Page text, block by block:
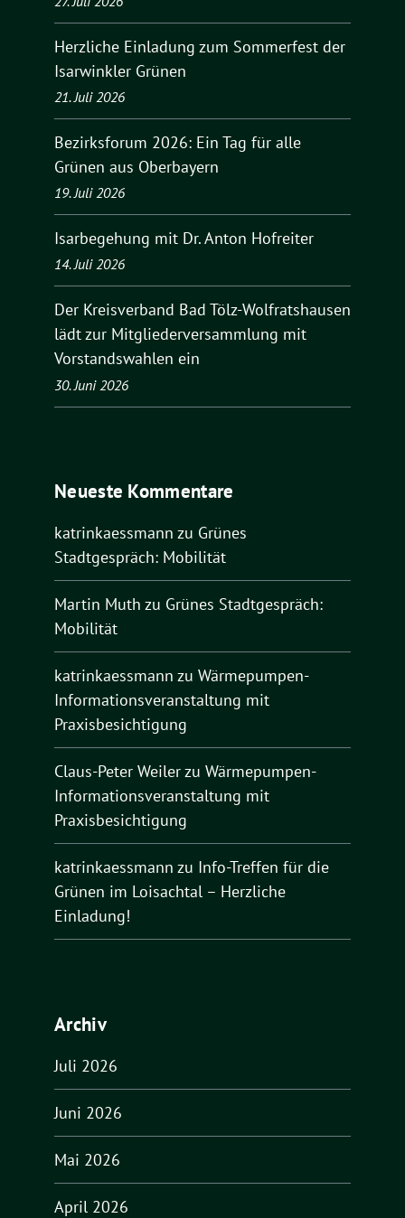
Herzliche Einladung zum Sommerfest der
Isarwinkler Grünen
21. Juli 2026
Bezirksforum 2026: Ein Tag für alle
Grünen aus Oberbayern
19. Juli 2026
Isarbegehung mit Dr. Anton Hofreiter
14. Juli 2026
Der Kreisverband Bad Tölz-Wolfratshausen
lädt zur Mitgliederversammlung mit
Vorstandswahlen ein
30. Juni 2026
Neueste Kommentare
katrinkaessmann zu Grünes
Stadtgespräch: Mobilität
Martin Muth zu Grünes Stadtgespräch:
Mobilität
katrinkaessmann zu Wärmepumpen-
Informationsveranstaltung mit
Praxisbesichtigung
Claus-Peter Weilerzu Wärmepumpen-
Informationsveranstaltung mit
Praxisbesichtigung
katrinkaessmann zu Info-Treffen für die
Grünen im Loisachtal – Herzliche
Einladung!
Archiv
Juli 2026
Juni 2026
Mai 2026
April 2026